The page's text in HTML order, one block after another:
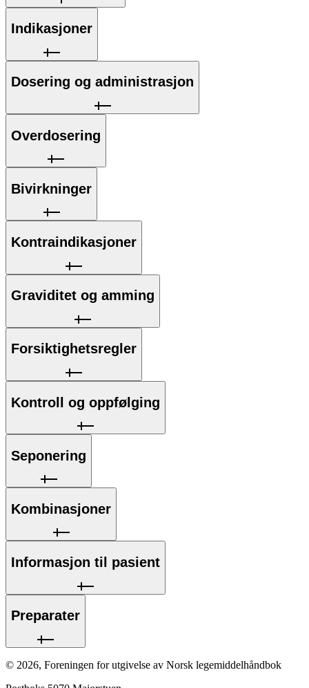
Indikasjoner
Dosering og administrasjon
Overdosering
Bivirkninger
Kontraindikasjoner
Graviditet og amming
Forsiktighetsregler
Kontroll og oppfølging
Seponering
Kombinasjoner
Informasjon til pasient
Preparater
© 2026, Foreningen for utgivelse av Norsk legemiddelhåndbok